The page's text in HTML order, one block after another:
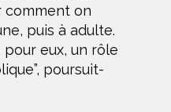
comment on
puis à adulte.
eux, un rôle
poursuit-